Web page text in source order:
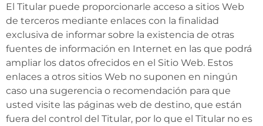
El Titular puede proporcionarle acceso a sitios Web
de terceros mediante enlaces con la finalidad
exclusiva de informar sobre la existencia de otras
fuentes de información en Internet en las que podrá
ampliar los datos ofrecidos en el Sitio Web. Estos
enlaces a otros sitios Web no suponen en ningún
caso una sugerencia o recomendación para que
usted visite las páginas web de destino, que están
fuera del control del Titular, por lo que el Titular no es